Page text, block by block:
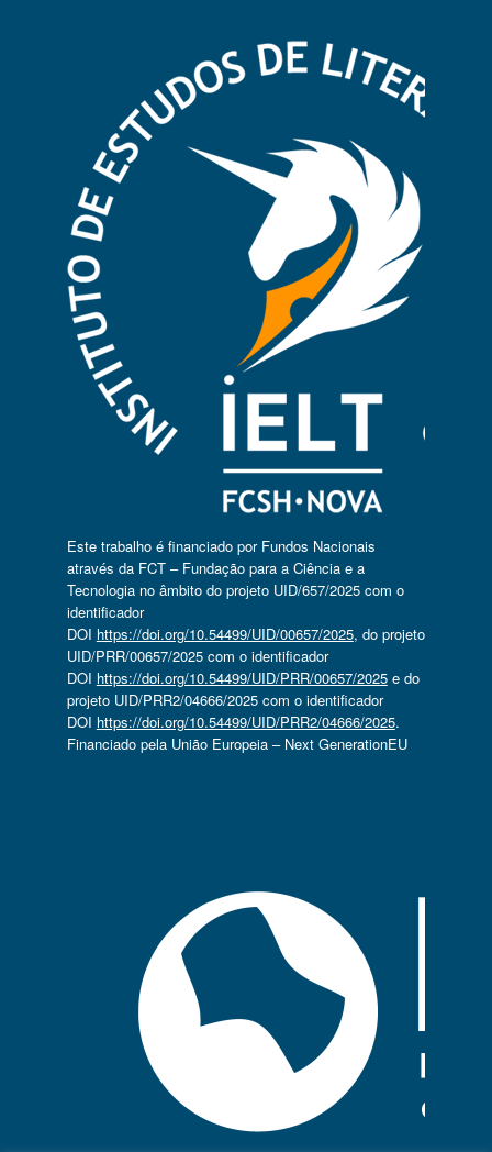
Este trabalho é financiado por Fundos Nacionais
através da FCT – Fundação para a Ciência e a
Tecnologia no âmbito do projeto UID/657/2025 com o
identificador
DOI https://doi.org/10.54499/UID/00657/2025, do projeto
UID/PRR/00657/2025 com o identificador
DOI https://doi.org/10.54499/UID/PRR/00657/2025e do
projeto UID/PRR2/04666/2025 com o identificador
DOI https://doi.org/10.54499/UID/PRR2/04666/2025.
Financiado pela União Europeia – Next GenerationEU